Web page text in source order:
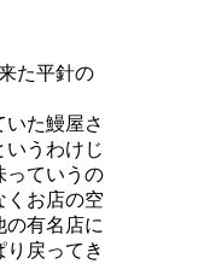
た平針の
た鰻屋さ
いうわけじ
っていうの
くお店の空
の有名店に
戻ってき